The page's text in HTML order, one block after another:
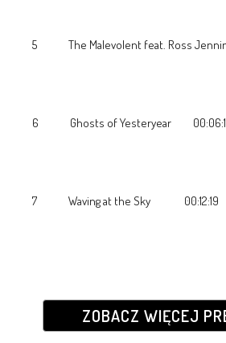
5 The Malevolent feat. Ross
6 Ghosts of Yesteryear
7 Waving at the Sky 00:12:19
ZOBACZ WIĘCEJ